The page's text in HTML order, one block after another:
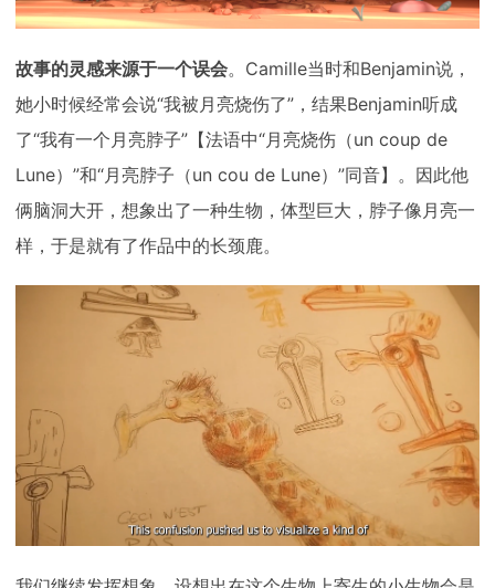
故事的灵感来源于一个误会。Camille当时和Benjamin说，
她小时候经常会说“我被月亮烧伤了”，结果Benjamin听成
了“我有一个月亮脖子”【法语中“月亮烧伤（un coup de
Lune）”和“月亮脖子（un cou de Lune）”同音】。因此他
俩脑洞大开，想象出了一种生物，体型巨大，脖子像月亮一
样，于是就有了作品中的长颈鹿。